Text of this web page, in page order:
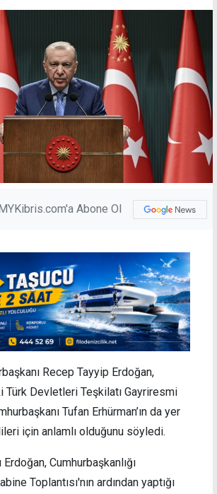
MYKibris.com'a Abone Ol
Recep Tayyip Erdoğan,
Türk Devletleri Teşkilatı Gayriresmi
Tufan Erhürman’ın da yer
için anlamlı olduğunu söyledi.
Erdoğan, Cumhurbaşkanlığı
Toplantısı'nın ardından yaptığı